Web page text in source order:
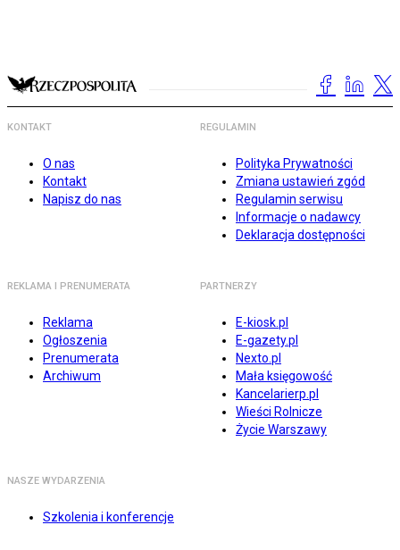
KONTAKT
O nas
Kontakt
Napisz do nas
REGULAMIN
Polityka Prywatności
Zmiana ustawień zgód
Regulamin serwisu
Informacje o nadawcy
Deklaracja dostępności
REKLAMA I PRENUMERATA
Reklama
Ogłoszenia
Prenumerata
Archiwum
PARTNERZY
E-kiosk.pl
E-gazety.pl
Nexto.pl
Mała księgowość
Kancelarierp.pl
Wieści Rolnicze
Życie Warszawy
NASZE WYDARZENIA
Szkolenia i konferencje